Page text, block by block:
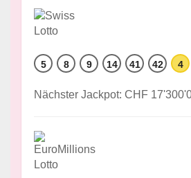
5 8 9 14 41 42 4
Nächster Jackpot: CHF